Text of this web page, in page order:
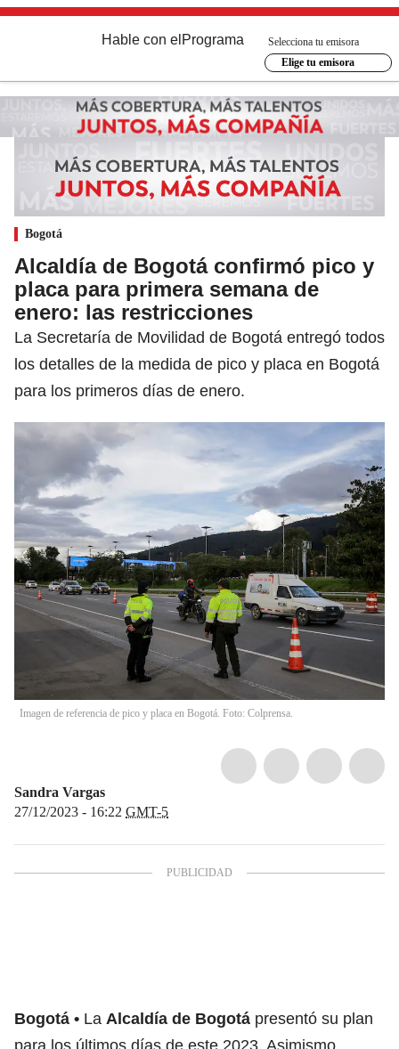
Hable con el Programa
Selecciona tu emisora
Elige tu emisora
Bogotá
Alcaldía de Bogotá confirmó pico y
placa para primera semana de
enero: las restricciones
La Secretaría de Movilidad de Bogotá entregó todos
los detalles de la medida de pico y placa en Bogotá
para los primeros días de enero.
Imagen de referencia de pico y placa en Bogotá. Foto: Colprensa.
Sandra Vargas
27/12/2023 - 16:22 GMT-5
Bogotá La Alcaldía de Bogotá presentó su plan
para los últimos días de este 2023. Asimismo,